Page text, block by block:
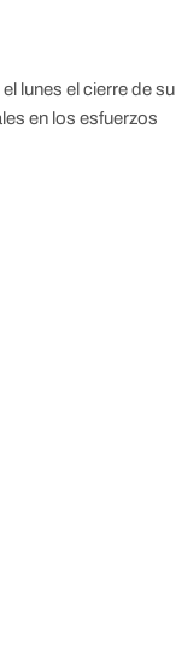
lunes el cierre de su
en los esfuerzos